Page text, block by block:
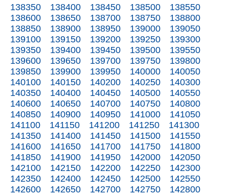
138350
138400 138450 138500
138550
138600
138650 138700 138750
138800
138850
138900 138950 139000
139050
139100
139150 139200 139250
139300
139350
139400 139450 139500
139550
139600
139650 139700 139750
139800
139850
139900 139950 140000
140050
140100
140150 140200 140250
140300
140350
140400 140450 140500
140550
140600
140650 140700 140750
140800
140850
140900 140950 141000
141050
141100
141150 141200 141250
141300
141350
141400 141450 141500
141550
141600
141650 141700 141750
141800
141850
141900 141950 142000
142050
142100
142150 142200 142250
142300
142350
142400 142450 142500
142550
142600
142650 142700 142750
142800